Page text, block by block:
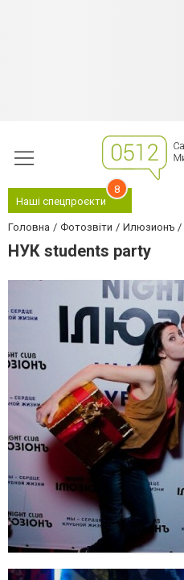
Наші спецпроєкти
8
Головна Фотозвіти Илюзионъ
НУК students party